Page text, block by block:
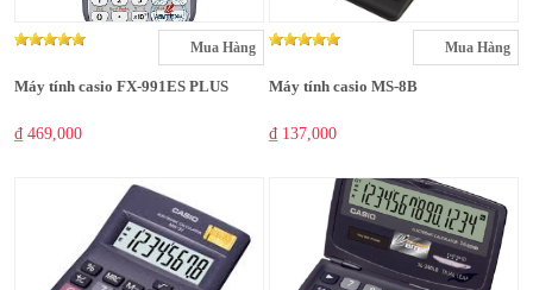
Mua Hàng
Máy tính casio FX-991ES PLUS
₫ 469,000
Mua Hàng
Máy tính casio MS-8B
₫ 137,000